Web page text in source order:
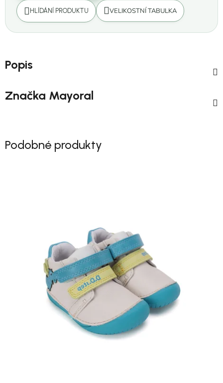
HLÍDÁNÍ PRODUKTU VELIKOSTNÍ TABULKA
Popis
Značka Mayoral
Podobné produkty